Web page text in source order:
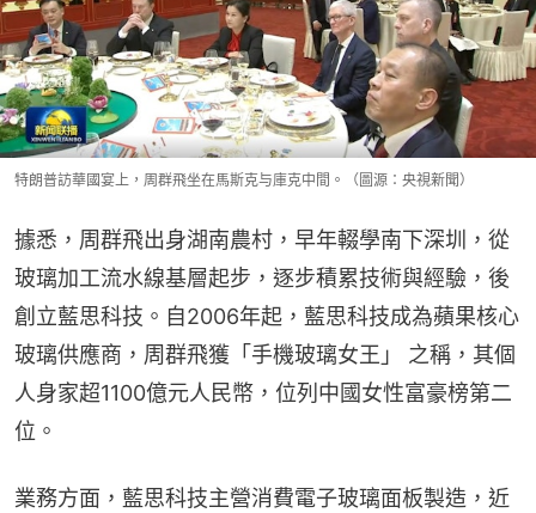
特朗普訪華國宴上，周群飛坐在馬斯克与庫克中間。（圖源：央視新聞）
據悉，周群飛出身湖南農村，早年輟學南下深圳，從
玻璃加工流水線基層起步，逐步積累技術與經驗，後
創立藍思科技。自2006年起，藍思科技成為蘋果核心
玻璃供應商，周群飛獲「手機玻璃女王」 之稱，其個
人身家超1100億元人民幣，位列中國女性富豪榜第二
位。
業務方面，藍思科技主營消費電子玻璃面板製造，近